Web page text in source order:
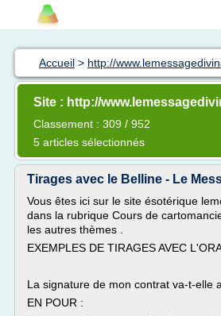
Accueil > http://
Site : http://
Classement : 309 / 952
5 articles sélectionnés
Tirages avec le Belline - Le
Vous êtes ici sur le site ésotérique
dans la rubrique Cours de
les autres thèmes .
EXEMPLES DE TIRAGES AVEC
La signature de mon contrat va-t-elle
EN POUR :